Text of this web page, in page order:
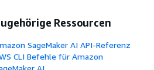
Ressourcen
SageMaker AI API-Referenz
CLI Befehle für Amazon
AI